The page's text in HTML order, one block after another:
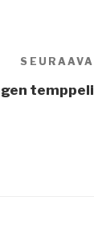
SEURAAVA
temppeli